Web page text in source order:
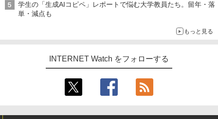
学生の「生成AIコピペ」レポートで悩む大学教員たち。留年・落
単・減点も
もっと見る
INTERNET Watch をフォローする